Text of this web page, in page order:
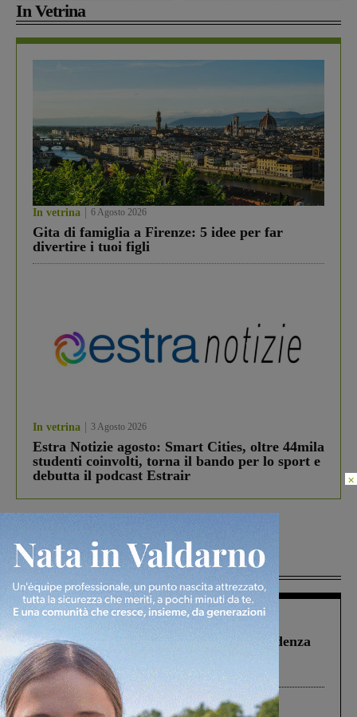
In Vetrina
In vetrina 6 Agosto 2026
Gita di famiglia a Firenze: 5 idee per far
divertire i tuoi figli
In vetrina 3 Agosto 2026
Estra Notizie agosto: Smart Cities, oltre 44mila
studenti coinvolti, torna il bando per lo sport e
debutta il podcast Estrair
Più lette
Figline Incisa Valdarno 1 Agosto 2026
Piscina di Figline finanziata oltre la scadenza
Pnrr, il gruppo di Fratelli d’Italia: “Un
ringraziamento al Governo”
Cronaca 3 Agosto 2026
×